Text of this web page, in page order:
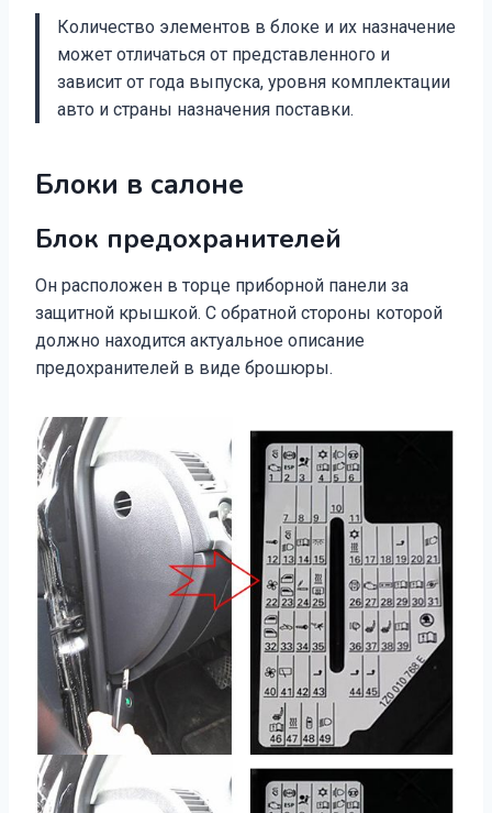
Количество элементов в блоке и их назначение
может отличаться от представленного и
зависит от года выпуска, уровня комплектации
авто и страны назначения поставки.
Блоки в салоне
Блок предохранителей
Он расположен в торце приборной панели за
защитной крышкой. С обратной стороны которой
должно находится актуальное описание
предохранителей в виде брошюры.